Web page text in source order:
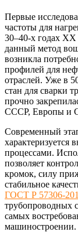
Первые
частоты для
30–40-х годах
данный метод
возникла
профилей для
отраслей. Уже в
стан для сварки
прочно
СССР, Европы и
Современный
характеризуется
процессами.
позволяет
кромок, силу
стабильное
ГОСТ Р 57306-
трубопроводных
самых
машиностроении.